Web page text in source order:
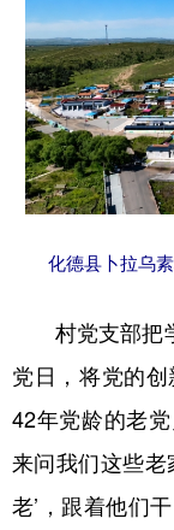
北京
辽宁
浙江
山东
广东
四川
陕西
新疆
多语种频道
English
化德县卜拉乌素
村党支部把学
党日，将党的
42年党龄的老
来问我们这些老
老’，跟着他们